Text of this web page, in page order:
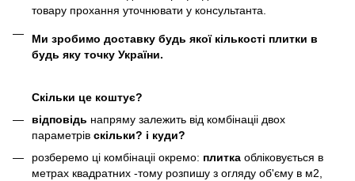
товару прохання уточнювати у консультанта.
Ми зробимо доставку будь якої кількості плитки в
будь яку точку України.
Скільки це коштує?
відповідь напряму залежить від комбінаціі двох
параметрів скільки? і куди?
розберемо ці комбінаціі окремо: плитка обліковується в
метрах квадратних -тому розпишу з огляду об'єму в м2,